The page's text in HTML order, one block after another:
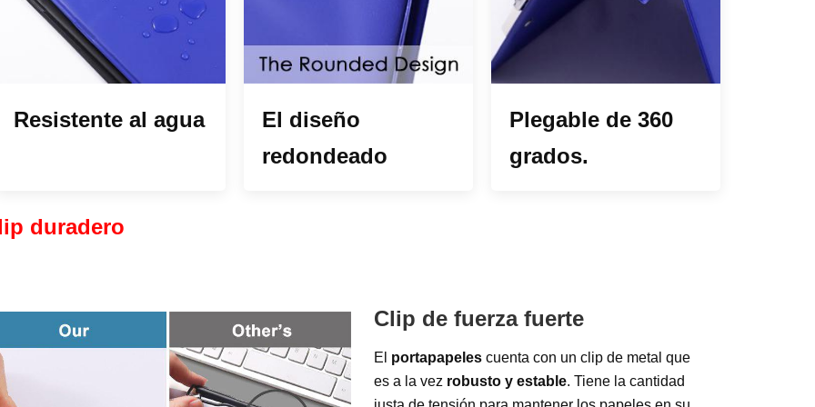
Resistente al agua
El diseño
redondeado
Plegable de 360
grados.
duradero
Clip de fuerza fuerte
El portapapelescuenta con un clip de metal que
es a la vez robusto y estable. Tiene la cantidad